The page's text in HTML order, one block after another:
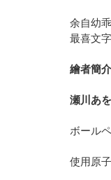
余自幼
最喜文
繪者簡介
瀬川あ
ボール
使用原